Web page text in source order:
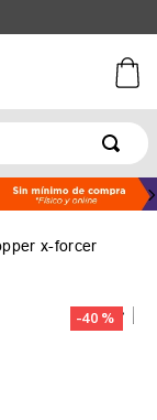
x-forcer
-40 %